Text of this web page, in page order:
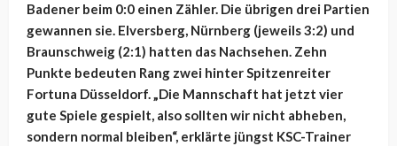
Badener beim 0:0 einen Zähler. Die übrigen drei Partien
gewannen sie. Elversberg, Nürnberg (jeweils 3:2) und
Braunschweig (2:1) hatten das Nachsehen. Zehn
Punkte bedeuten Rang zwei hinter Spitzenreiter
Fortuna Düsseldorf. „Die Mannschaft hat jetzt vier
gute Spiele gespielt, also sollten wir nicht abheben,
sondern normal bleiben“, erklärte jüngst KSC-Trainer